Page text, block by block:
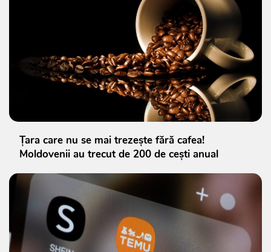
Țara care nu se mai trezește fără cafea!
Moldovenii au trecut de 200 de cești anual